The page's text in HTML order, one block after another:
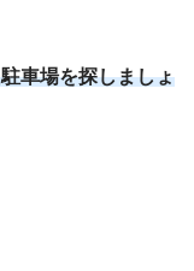
車場を探しましょ